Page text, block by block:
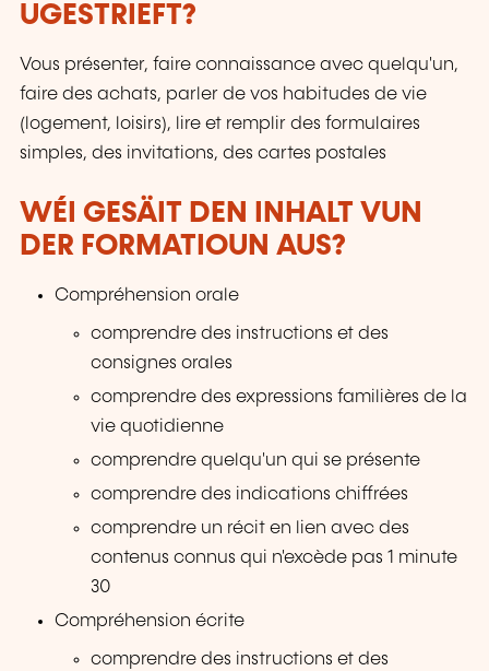
UGESTRIEFT?
Vous présenter, faire connaissance avec quelqu'un,
faire des achats, parler de vos habitudes de vie
(logement, loisirs), lire et remplir des formulaires
simples, des invitations, des cartes postales
WÉI GESÄIT DEN INHALT VUN
DER FORMATIOUN AUS?
Compréhension orale
comprendre des instructions et des
consignes orales
comprendre des expressions familières de la
vie quotidienne
comprendre quelqu'un qui se présente
comprendre des indications chiffrées
comprendre un récit en lien avec des
contenus connus qui n'excède pas 1 minute
30
Compréhension écrite
comprendre des instructions et des